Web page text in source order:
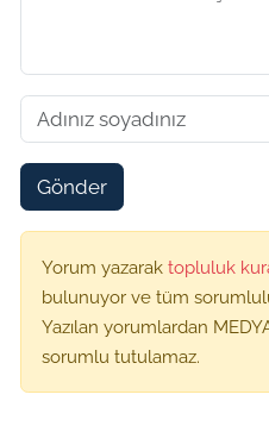
Gönder
Yorum yazarak topluluk
bulunuyor ve tüm
Yazılan yorumlardan
sorumlu tutulamaz.